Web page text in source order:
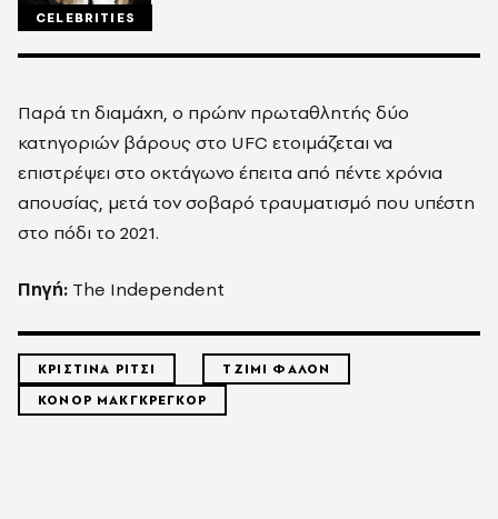
CELEBRITIES
Παρά τη διαμάχη, ο πρώην πρωταθλητής δύο
κατηγοριών βάρους στο UFC ετοιμάζεται να
επιστρέψει στο οκτάγωνο έπειτα από πέντε χρόνια
απουσίας, μετά τον σοβαρό τραυματισμό που υπέστη
στο πόδι το 2021.
Πηγή: The Independent
ΚΡΙΣΤΙΝΑ ΡΙΤΣΙ
ΤΖΙΜΙ ΦΑΛΟΝ
ΚΟΝΟΡ ΜΑΚΓΚΡΕΓΚΟΡ